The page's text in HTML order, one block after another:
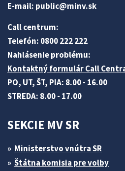
E-mail: public@minv.sk
Call centrum:
Telefón: 0800 222 222
Nahlásenie problému:
Kontaktný formulár Call Centra
PO, UT, ŠT, PIA: 8.00 - 16.00
STREDA: 8.00 - 17.00
SEKCIE MV SR
Ministerstvo vnútra SR
Štátna komisia pre volby